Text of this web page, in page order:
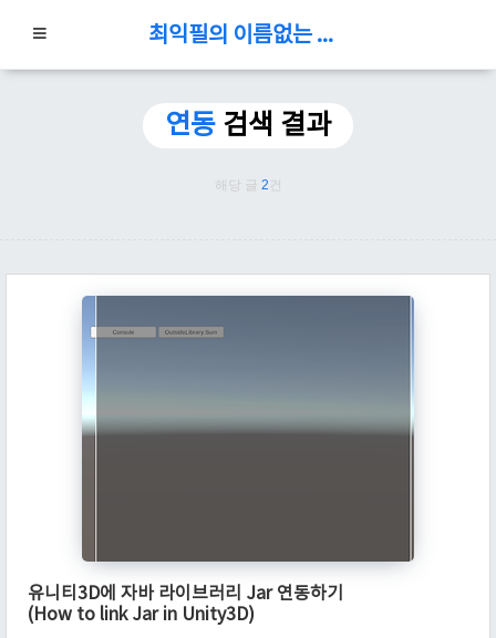
최익필의 이름없는 블로그
연동 검색 결과
해당 글 2 건
유니티3D에 자바 라이브러리 Jar 연동하기
(How to link Jar in Unity3D)